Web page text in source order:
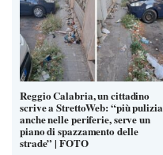
Reggio Calabria, un cittadino
scrive a StrettoWeb: “più pulizia
anche nelle periferie, serve un
piano di spazzamento delle
strade” | FOTO